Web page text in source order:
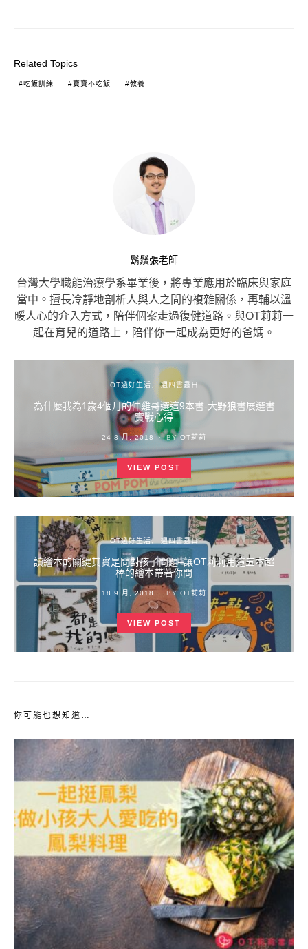
Related Topics
吃飯訓練 寶寶不吃飯 教養
鬍鬚張老師
台灣大學職能治療學系畢業後，將專業應用於臨床與家庭
當中。擅長冷靜地剖析人與人之間的複雜關係，再輔以溫
暖人心的介入方式，陪伴個案走過復健道路。與OT莉莉一
起在育兒的道路上，陪伴你一起成為更好的爸媽。
OT過好生活 週四書蟲日
為什麼我為1歲4個月的仲雞哥選這9本書-大野狼書展選書
實戰心得
POSTED
24 8 月, 2018 BY OT莉莉
VIEW POST
OT過好生活 週四書蟲日
讀繪本的關鍵其實是問對孩子問題–讓OT莉莉用這五本超
棒的繪本帶著你問
POSTED
18 9 月, 2018 BY OT莉莉
VIEW POST
你可能也想知道…